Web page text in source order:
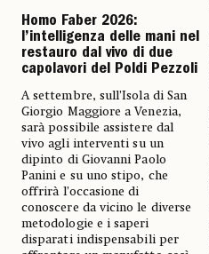
Homo Faber 2026:
l’intelligenza delle mani nel
restauro dal vivo di due
capolavori del Poldi Pezzoli
A settembre, sull’Isola di San
Giorgio Maggiore a Venezia,
sarà possibile assistere dal
vivo agli interventi su un
dipinto di Giovanni Paolo
Panini e su uno stipo, che
offrirà l’occasione di
conoscere da vicino le diverse
metodologie e i saperi
disparati indispensabili per